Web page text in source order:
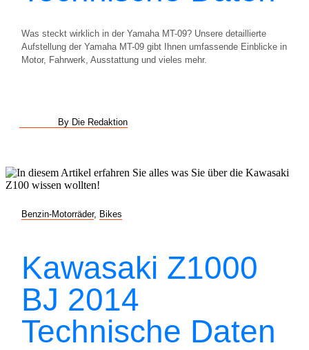
Was steckt wirklich in der Yamaha MT-09? Unsere detaillierte
Aufstellung der Yamaha MT-09 gibt Ihnen umfassende Einblicke in
Motor, Fahrwerk, Ausstattung und vieles mehr.
By Die Redaktion
Benzin-Motorräder, Bikes
Kawasaki Z1000
BJ 2014
Technische Daten